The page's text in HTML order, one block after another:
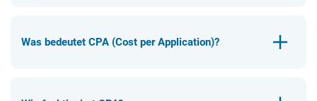
Was bedeutet CPA (Cost per Application)?